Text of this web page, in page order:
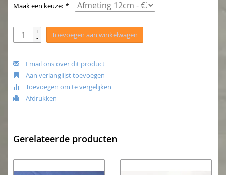
Maak een keuze: *
+
- Toevoegen aan winkelwagen
Email ons over dit product
Aan verlanglijst toevoegen
Toevoegen om te vergelijken
Afdrukken
Gerelateerde producten